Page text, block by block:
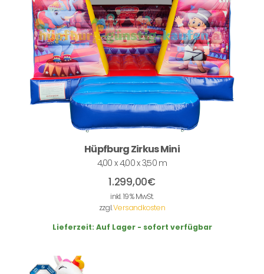
Hüpfburg Zirkus Mini
4,00 x 4,00 x 3,50 m
1.299,00€
inkl. 19 % MwSt.
zzgl.Versandkosten
Lieferzeit: Auf Lager - sofort verfügbar